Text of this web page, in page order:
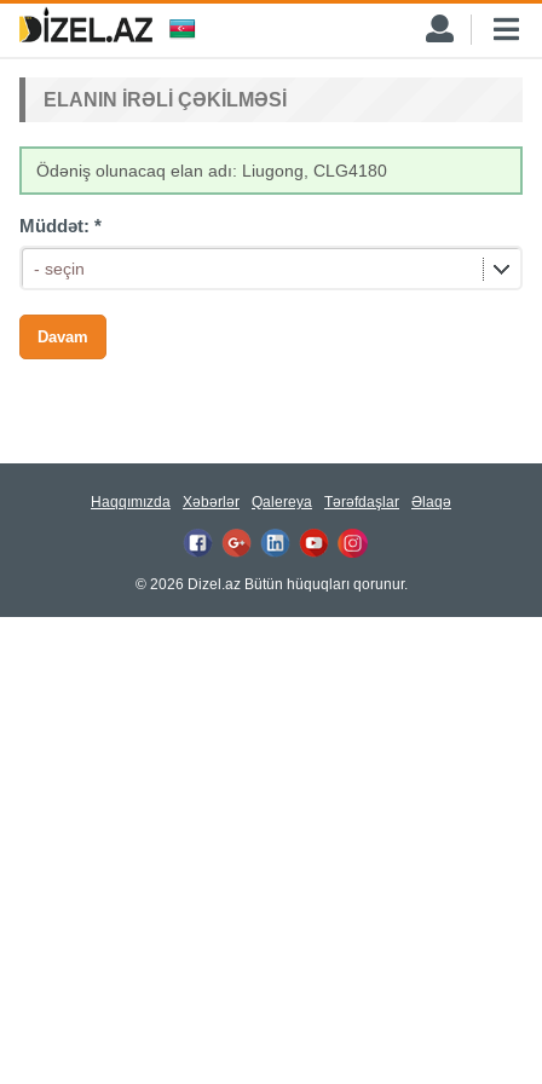
ELANIN IRƏLI ÇƏKILMƏSI
Ödəniş olunacaq elan adı: Liugong, CLG4180
Müddət: *
- seçin
Haqqımızda Xəbərlər Qalereya Tərəfdaşlar Əlaqə
© 2026 Dizel.az Bütün hüquqları qorunur.